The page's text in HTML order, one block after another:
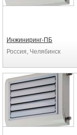
Инжиниринг-ПБ
Россия, Челябинск